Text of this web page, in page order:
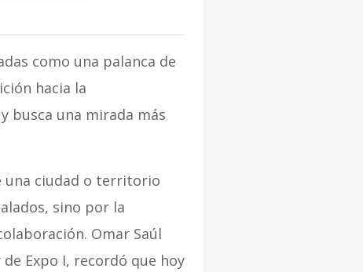
como una palanca de
hacia la
busca una mirada más
una ciudad o territorio
sino por la
Omar Saúl
Expo I, recordó que hoy